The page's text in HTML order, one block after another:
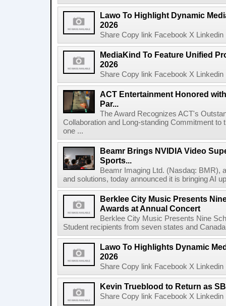
Lawo To Highlight Dynamic
2026
Share Copy link Facebook X
MediaKind To Feature Unified
2026
Share Copy link Facebook X
ACT Entertainment Honored
Par...
The Award Recognizes ACT's
Collaboration and Long-standing Commitment
one ...
Beamr Brings NVIDIA Video
Sports...
Beamr Imaging Ltd. (Nasdaq: BMR),
and solutions, today announced it is bringing AI
Berklee City Music Presents
Awards at Annual Concert
Berklee City Music Presents Nine
Student recipients from seven states and
Lawo To Highlights Dynamic
2026
Share Copy link Facebook X
Kevin Trueblood to Return as
Share Copy link Facebook X